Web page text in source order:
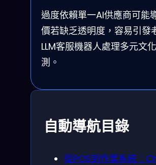
過度依賴單一AI供應商可能
價若缺乏透明度，容易引發
LLM客服機器人處理多元文
測。
自動導航目錄
從POS到作業系統：